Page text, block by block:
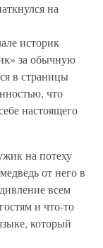
на
историк
за обычную
в страницы
что
настоящего
на потеху
от него в
всем
и что-то
который